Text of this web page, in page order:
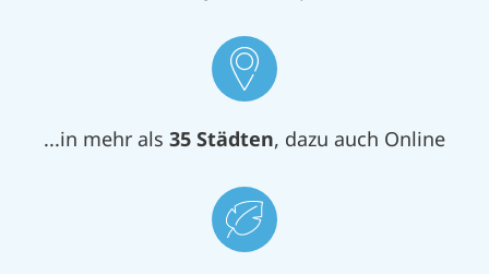
...in mehr als 35 Städten, dazu auch Online